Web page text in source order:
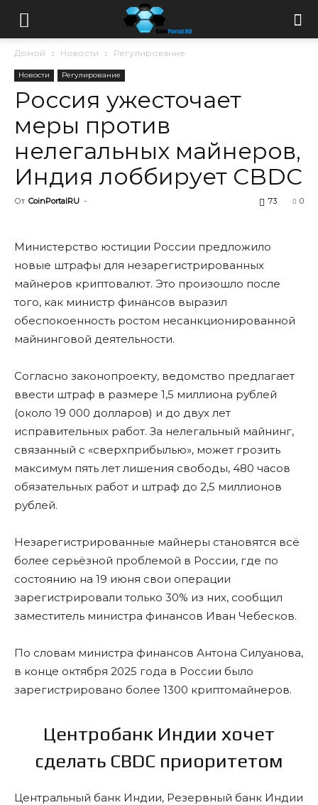
Домой Новости Регулирование
Новости Регулирование
Россия ужесточает
меры против
нелегальных майнеров,
Индия лоббирует CBDC
От CoinPortalRU - 0
73
Министерство юстиции России предложило
новые штрафы для незарегистрированных
майнеров криптовалют. Это произошло после
того, как министр финансов выразил
обеспокоенность ростом несанкционированной
майнинговой деятельности.
Согласно законопроекту, ведомство предлагает
ввести штраф в размере 1,5 миллиона рублей
(около 19 000 долларов) и до двух лет
исправительных работ. За нелегальный майнинг,
связанный с «сверхприбылью», может грозить
максимум пять лет лишения свободы, 480 часов
обязательных работ и штраф до 2,5 миллионов
рублей.
Незарегистрированные майнеры становятся всё
более серьёзной проблемой в России, где по
состоянию на 19 июня свои операции
зарегистрировали только 30% из них, сообщил
заместитель министра финансов Иван Чебесков.
По словам министра финансов Антона Силуанова,
в конце октября 2025 года в России было
зарегистрировано более 1300 криптомайнеров.
Центробанк Индии хочет
сделать CBDC приоритетом
Центральный банк Индии, Резервный банк Индии